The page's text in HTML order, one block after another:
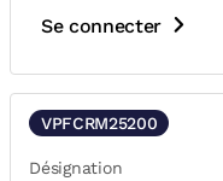
Se connecter
VPFCRM25200
Désignation